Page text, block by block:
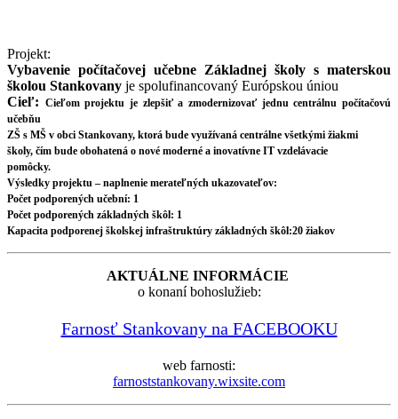
Projekt:
Vybavenie počítačovej učebne Základnej školy s materskou
školou Stankovany je spolufinancovaný Európskou úniou
Cieľ: Cieľom projektu je zlepšiť a zmodernizovať jednu centrálnu počítačovú
učebňu
ZŠ s MŠ v obci Stankovany, ktorá bude využívaná centrálne všetkými žiakmi
školy, čím bude obohatená o nové moderné a inovatívne IT vzdelávacie
pomôcky.
Výsledky projektu – naplnenie merateľných ukazovateľov:
Počet podporených učební: 1
Počet podporených základných škôl: 1
Kapacita podporenej školskej infraštruktúry základných škôl:20 žiakov
AKTUÁLNE INFORMÁCIE
o konaní bohoslužieb:
Farnosť Stankovany na FACEBOOKU
web farnosti:
farnoststankovany.wixsite.com